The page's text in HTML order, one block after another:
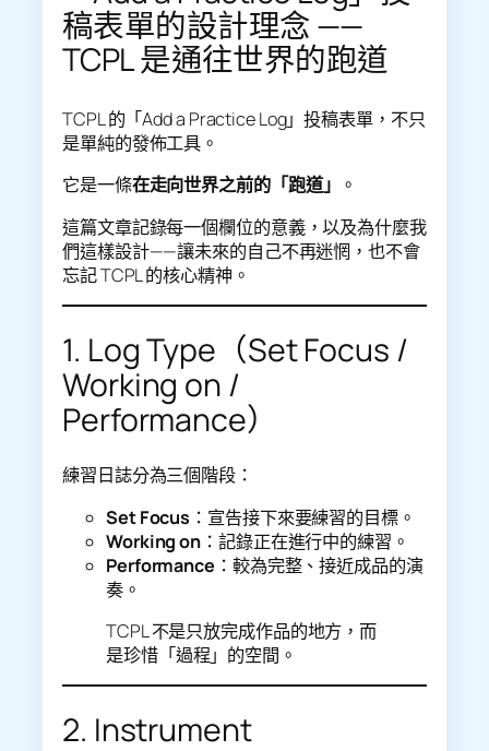
稿表單的設計理念 ——
TCPL 是通往世界的跑道
TCPL 的「Add a Practice Log」投稿表單，不只
是單純的發佈工具。
它是一條在走向世界之前的「跑道」 。
這篇文章記錄每一個欄位的意義，以及為什麼我
們這樣設計——讓未來的自己不再迷惘，也不會
忘記 TCPL 的核心精神。
1. Log Type（Set Focus /
Working on /
Performance）
練習日誌分為三個階段：
Set Focus ：宣告接下來要練習的目標。
Working on ：記錄正在進行中的練習。
Performance ：較為完整、接近成品的演
奏。
TCPL 不是只放完成作品的地方，而
是珍惜「過程」的空間。
2. Instrument